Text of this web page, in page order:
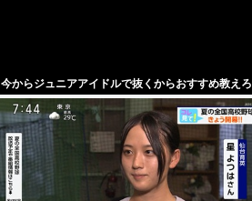
今からジュニアアイドルで抜くからおすすめ教えろ